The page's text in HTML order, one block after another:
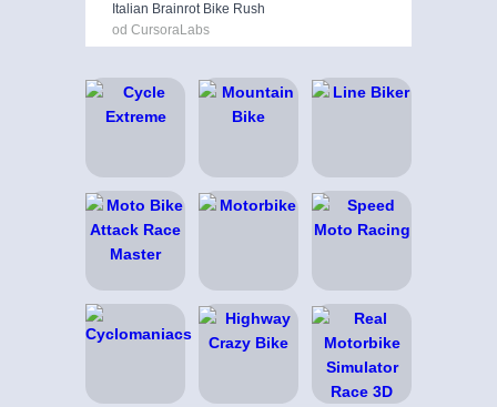
Italian Brainrot Bike Rush
od CursoraLabs